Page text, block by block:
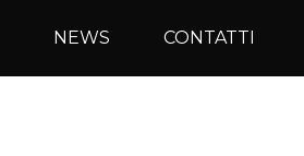
NEWS CONTATTI